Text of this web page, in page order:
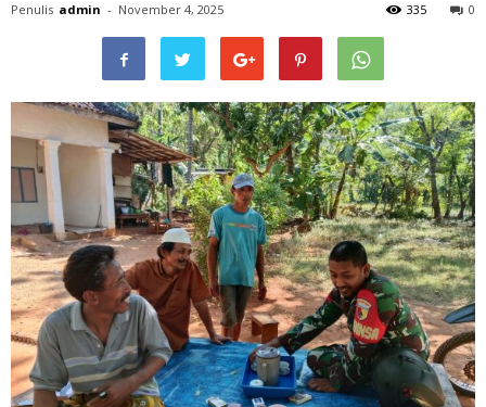
Penulis admin - November 4, 2025 0
335